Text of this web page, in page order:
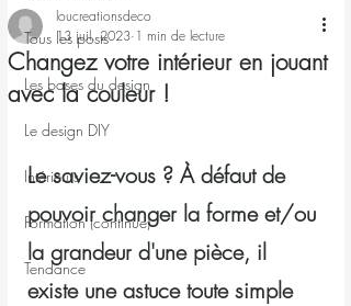
Tous les posts
Les bases du design
Le design DIY
Intérieurs
Formation (continue)
Tendance
Changez votre intérieur en jouant
avec la couleur !
loucreationsdeco
13 juil. 2023 1 min de lecture
Le saviez-vous ? À défaut de
pouvoir changer la forme et/ou
la grandeur d'une pièce, il
existe une astuce toute simple